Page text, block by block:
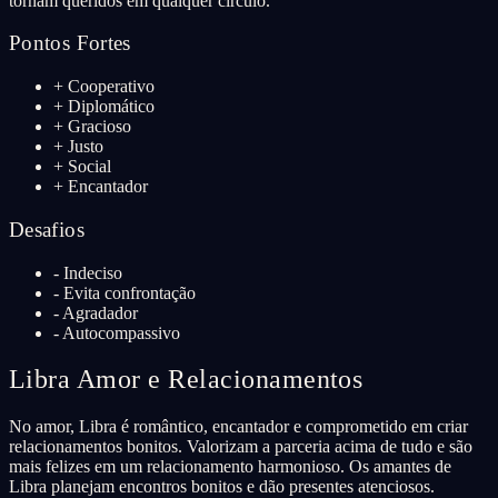
Pontos Fortes
+ Cooperativo
+ Diplomático
+ Gracioso
+ Justo
+ Social
+ Encantador
Desafios
- Indeciso
- Evita confrontação
- Agradador
- Autocompassivo
Libra Amor e Relacionamentos
No amor, Libra é romântico, encantador e comprometido em criar
relacionamentos bonitos. Valorizam a parceria acima de tudo e são
mais felizes em um relacionamento harmonioso. Os amantes de
Libra planejam encontros bonitos e dão presentes atenciosos.